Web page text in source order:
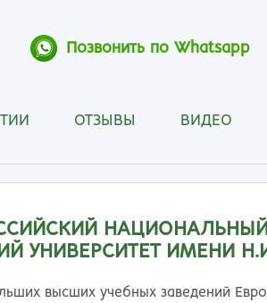
Позвонить по Whatsapp
ОТЗЫВЫ ВИДЕО
Архангельск
Астрахань
Белгород
НАЦИОНАЛЬНЫЙ
УНИВЕРСИТЕТ ИМЕНИ
высших учебных заведений